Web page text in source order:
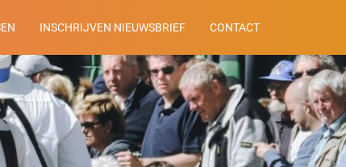
INSCHRIJVEN NIEUWSBRIEF CONTACT